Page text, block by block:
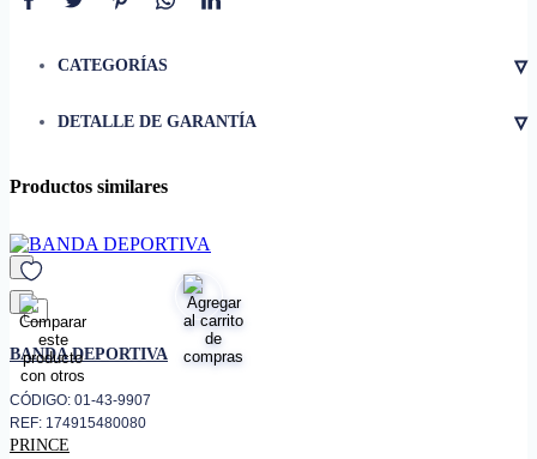
CATEGORÍAS ▿
DETALLE DE GARANTÍA ▿
Productos similares
favorito
BANDA DEPORTIVA
CÓDIGO: 01-43-9907
REF: 174915480080
PRINCE